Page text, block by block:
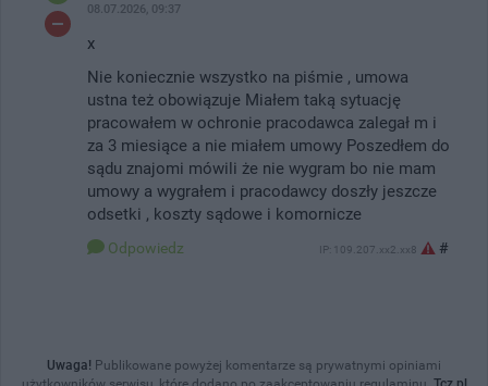
08.07.2026, 09:37
x
Nie koniecznie wszystko na piśmie , umowa
ustna też obowiązuje Miałem taką sytuację
pracowałem w ochronie pracodawca zalegał m i
za 3 miesiące a nie miałem umowy Poszedłem do
sądu znajomi mówili że nie wygram bo nie mam
umowy a wygrałem i pracodawcy doszły jeszcze
odsetki , koszty sądowe i komornicze
Odpowiedz IP: 109.207.xx2.xx8 #
Uwaga! Publikowane powyżej komentarze są prywatnymi opiniami